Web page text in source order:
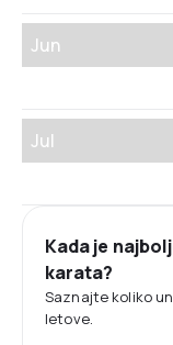
Jun
Jul
Kada je
karata?
Saznajte koliko
letove.